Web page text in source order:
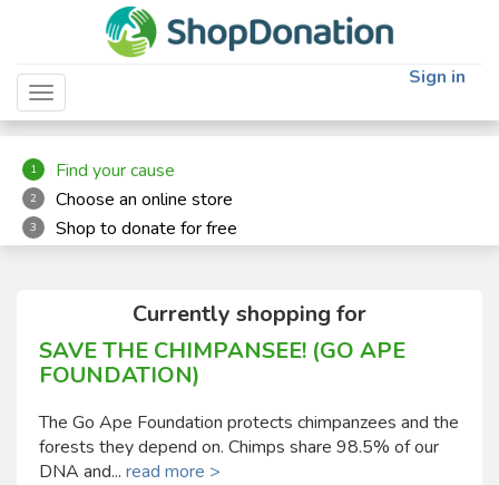
Toggle navigation
Sign in
1 Find your cause
2 Choose an online store
3 Shop to donate for free
Currently shopping for
SAVE THE CHIMPANSEE! (GO APE
FOUNDATION)
The Go Ape Foundation protects chimpanzees and the
forests they depend on. Chimps share 98.5% of our
DNA and... read more >